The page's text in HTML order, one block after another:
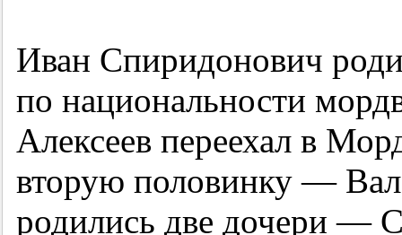
Иван Спиридонович
по национальности
Алексеев переехал в
вторую половинку —
родились две дочери —